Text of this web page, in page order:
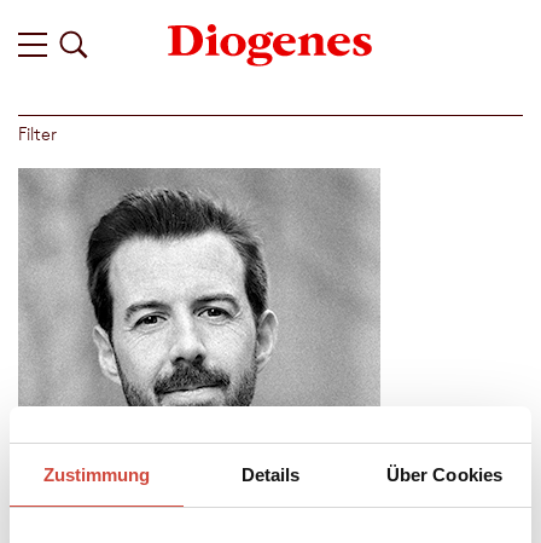
Zustimmung Details Über Cookies
Filter